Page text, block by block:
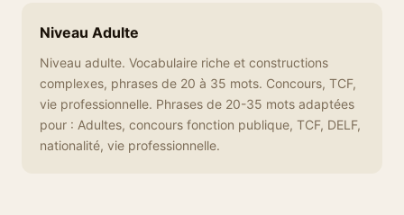
Niveau Adulte
Niveau adulte. Vocabulaire riche et constructions
complexes, phrases de 20 à 35 mots. Concours, TCF,
vie professionnelle. Phrases de 20-35 mots adaptées
pour : Adultes, concours fonction publique, TCF, DELF,
nationalité, vie professionnelle.